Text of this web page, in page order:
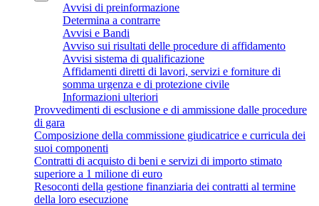
Avvisi di preinformazione
Determina a contrarre
Avvisi e Bandi
Avviso sui risultati delle procedure di affidamento
Avvisi sistema di qualificazione
Affidamenti diretti di lavori, servizi e forniture di
somma urgenza e di protezione civile
Informazioni ulteriori
Provvedimenti di esclusione e di ammissione dalle procedure
di gara
Composizione della commissione giudicatrice e curricula dei
suoi componenti
Contratti di acquisto di beni e servizi di importo stimato
superiore a 1 milione di euro
Resoconti della gestione finanziaria dei contratti al termine
della loro esecuzione